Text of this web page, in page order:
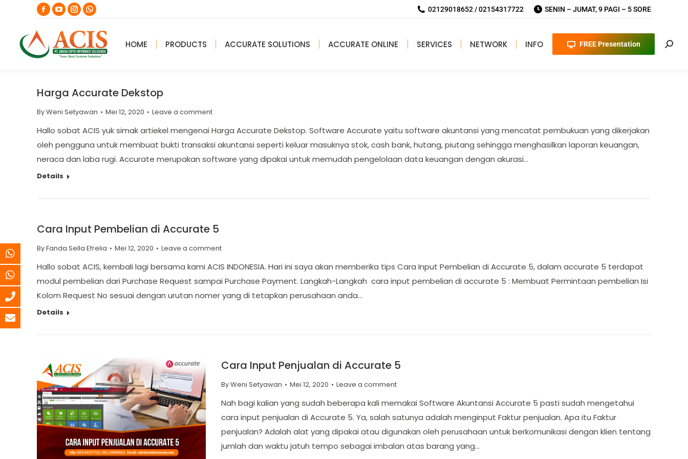
Facebook
page
opens
in
YouTube
page
opens
in
Instagram
page
opens
in
Whatsapp
page
opens
in
02129018652 / 02154317722 SENIN – JUMAT, 9 PAGI – 5 SORE
HOME PRODUCTS ACCURATE SOLUTIONS ACCURATE ONLINE SERVICES NETWORK INFO FREE Presentation
Harga Accurate Dekstop
ByWeni Setyawan Mei 12, 2020 Leave a comment
Hallo sobat ACIS yuk simak artiekel mengenai Harga Accurate Dekstop. Software Accurate yaitu software akuntansi yang mencatat pembukuan yang dikerjakan
oleh pengguna untuk membuat bukti transaksi akuntansi seperti keluar masuknya stok, cash bank, hutang, piutang sehingga menghasilkan laporan keuangan,
neraca dan laba rugi. Accurate merupakan software yang dipakai untuk memudah pengelolaan data keuangan dengan akurasi…
Details
Cara Input Pembelian di Accurate 5
ByFanda Sella Efrelia Mei 12, 2020 Leave a comment
Hallo sobat ACIS, kembali lagi bersama kami ACIS INDONESIA. Hari ini saya akan memberika tips Cara Input Pembelian di Accurate 5, dalam accurate 5 terdapat
modul pembelian dari Purchase Request sampai Purchase Payment. Langkah-Langkah cara input pembelian di accurate 5 : Membuat Permintaan pembelian Isi
Kolom Request No sesuai dengan urutan nomer yang di tetapkan perusahaan anda…
Details
Cara Input Penjualan di Accurate 5
ByWeni Setyawan Mei 12, 2020 Leave a comment
Nah bagi kalian yang sudah beberapa kali memakai Software Akuntansi Accurate 5 pasti sudah mengetahui
cara input penjualan di Accurate 5. Ya, salah satunya adalah menginput Faktur penjualan. Apa itu Faktur
penjualan? Adalah alat yang dipakai atau digunakan oleh perusahaan untuk berkomunikasi dengan klien tentang
jumlah dan waktu jatuh tempo sebagai imbalan atas barang yang…